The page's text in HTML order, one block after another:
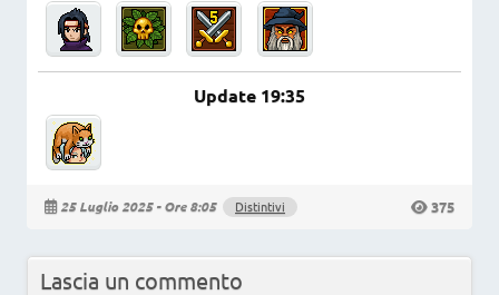
Update 19:35
25 Luglio 2025 - Ore 8:05 Distintivi 375
Lascia un commento